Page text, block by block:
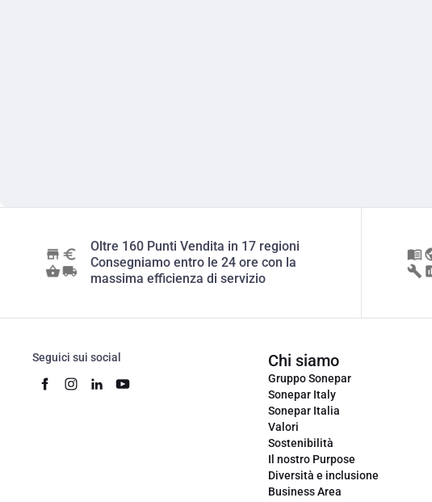
Oltre 160 Punti Vendita in 17 regioni
Consegniamo entro le 24 ore con la
massima efficienza di servizio
Seguici sui social Chi siamo
Gruppo Sonepar
Sonepar Italy
Sonepar Italia
Valori
Sostenibilità
Il nostro Purpose
Diversità e inclusione
Business Area